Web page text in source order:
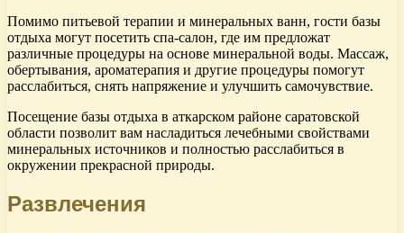
Помимо питьевой терапии и минеральных ванн, гости базы
отдыха могут посетить спа-салон, где им предложат
различные процедуры на основе минеральной воды. Массаж,
обертывания, ароматерапия и другие процедуры помогут
расслабиться, снять напряжение и улучшить самочувствие.
Посещение базы отдыха в аткарском районе саратовской
области позволит вам насладиться лечебными свойствами
минеральных источников и полностью расслабиться в
окружении прекрасной природы.
Развлечения